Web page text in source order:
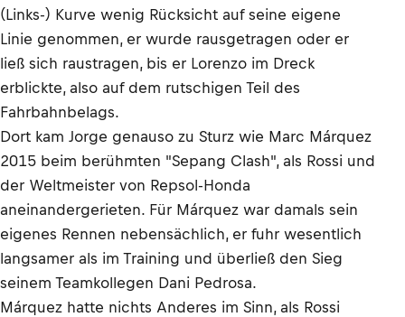
(Links-) Kurve wenig Rücksicht auf seine eigene
Linie genommen, er wurde rausgetragen oder er
ließ sich raustragen, bis er Lorenzo im Dreck
erblickte, also auf dem rutschigen Teil des
Fahrbahnbelags.
Dort kam Jorge genauso zu Sturz wie Marc Márquez
2015 beim berühmten "Sepang Clash", als Rossi und
der Weltmeister von Repsol-Honda
aneinandergerieten. Für Márquez war damals sein
eigenes Rennen nebensächlich, er fuhr wesentlich
langsamer als im Training und überließ den Sieg
seinem Teamkollegen Dani Pedrosa.
Márquez hatte nichts Anderes im Sinn, als Rossi